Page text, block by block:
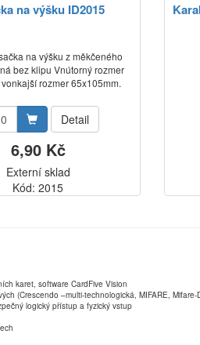
na výšku ID2015
na výšku z měkčeného
bez klipu Vnútorný rozmer
rozmer 65x105mm.
Detail
6,90 Kč
Externí sklad
Kód: 2015
karet, software CardFive Vision
(Crescendo –multi-technologická, MIFARE,
logický přístup a fyzický vstup